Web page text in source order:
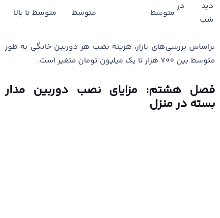
دید در
شب
متوسط متوسط متوسط تا بالا
براساس بررسی‌های بازار، هزینه نصب هر دوربین خانگی به طور
متوسط بین ۷۰۰ هزار تا یک میلیون تومان متغیر است.
فصل هشتم: مزایای نصب دوربین مدار
بسته در منزل